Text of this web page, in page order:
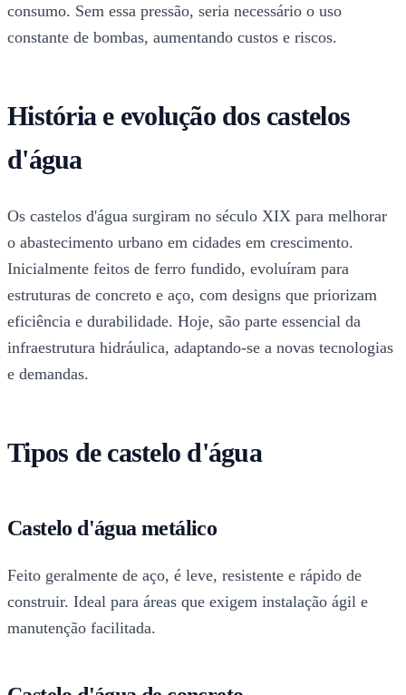
consumo. Sem essa pressão, seria necessário o uso
constante de bombas, aumentando custos e riscos.
História e evolução dos castelos
d'água
Os castelos d'água surgiram no século XIX para melhorar
o abastecimento urbano em cidades em crescimento.
Inicialmente feitos de ferro fundido, evoluíram para
estruturas de concreto e aço, com designs que priorizam
eficiência e durabilidade. Hoje, são parte essencial da
infraestrutura hidráulica, adaptando-se a novas tecnologias
e demandas.
Tipos de castelo d'água
Castelo d'água metálico
Feito geralmente de aço, é leve, resistente e rápido de
construir. Ideal para áreas que exigem instalação ágil e
manutenção facilitada.